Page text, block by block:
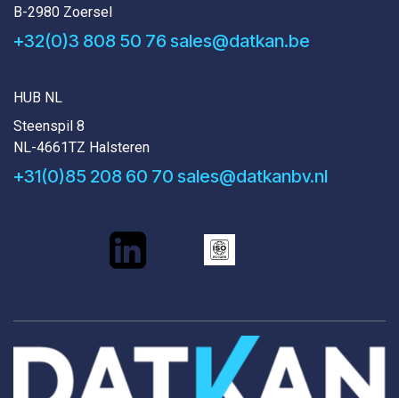
B-2980 Zoersel
+32(0)3 808 50 76 sales@datkan.be
HUB NL
Steenspil 8
NL-4661TZ Halsteren
+31(0)85 208 60 70 sales@datkanbv.nl